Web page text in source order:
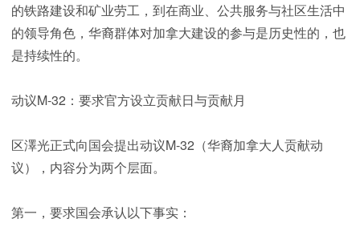
的铁路建设和矿业劳工，到在商业、公共服务与社区生活中
的领导角色，华裔群体对加拿大建设的参与是历史性的，也
是持续性的。
动议M-32：要求官方设立贡献日与贡献月
区澤光正式向国会提出动议M-32（华裔加拿大人贡献动
议），内容分为两个层面。
第一，要求国会承认以下事实：